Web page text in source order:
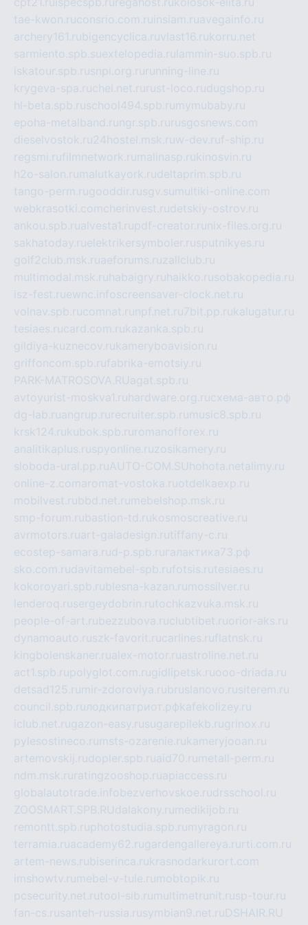
tae-kwon.ruconsrio.com.ru insiam.ruavegainfo.ru
archery161.rubigencyclica.ruvlast16.rukorru.net
sarmiento.spb.suextelopedia.ru lammin-suo.spb.ru
iskatour.spb.rusnpi.org.ru running-line.ru
krygeva-spa.ruchel.net.ru rust-loco.rudugshop.ru
hl-beta.spb.ruschool494.spb.ru mymubaby.ru
epoha-metalband.ru ngr.spb.ru rusgosnews.com
dieselvostok.ru24hostel.msk.ruw-dev.ruf-ship.ru
regsmi.rufilmnetwork.ru malinasp.rukinosvin.ru
h2o-salon.ru malutkayork.rudeltaprim.spb.ru
tango-perm.rugooddir.rusgv.su multiki-online.com
webkrasotki.comcherinvest.rudetskiy-ostrov.ru
ankou.spb.rualvesta1.rupdf-creator.ru nix-files.org.ru
sakhatoday.ruelektrikersymboler.rusputnikyes.ru
golf2club.msk.ruaeforums.ruzallclub.ru
multimodal.msk.ru habaigry.ru haikko.rusobakopedia.ru
isz-fest.ruewnc.infoscreensaver-clock.net.ru
volnav.spb.rucomnat.ru npf.net.ru7bit.pp.rukalugatur.ru
tesiaes.rucard.com.rukazanka.spb.ru
gildiya-kuznecov.rukameryboavision.ru
griffoncom.spb.rufabrika-emotsiy.ru
PARK-MATROSOVA.RUagat.spb.ru
avtoyurist-moskva1.ru hardware.org.ruсхема-авто.рф
dg-lab.ruangrup.ru recruiter.spb.ru music8.spb.ru
krsk124.rukubok.spb.ru romanofforex.ru
analitikaplus.ruspyonline.ruzosikamery.ru
sloboda-ural.pp.ruAUTO-COM.SU hohota.netalimy.ru
online-z.comaromat-vostoka.ruotdelkaexp.ru
mobilvest.rubbd.net.ru mebelshop.msk.ru
smp-forum.rubastion-td.rukosmoscreative.ru
avrmotors.ruart-galadesign.rutiffany-c.ru
ecostep-samara.rud-p.spb.ru галактика73.рф
sko.com.rudavitamebel-spb.rufotsis.rutesiaes.ru
kokoroyari.spb.rublesna-kazan.ru mossilver.ru
lenderoq.rusergeydobrin.rutochkazvuka.msk.ru
people-of-art.rubezzubova.ruclubtibet.ruorior-aks.ru
dynamoauto.ruszk-favorit.rucarlines.ruflatnsk.ru
kingbolenskaner.rualex-motor.ruastroline.net.ru
act1.spb.rupolyglot.com.rugidlipetsk.ruooo-driada.ru
detsad125.ru mir-zdoroviya.rubruslanovo.rusiterem.ru
council.spb.ruлодкипатриот.рфkafekolizey.ru
iclub.net.rugazon-easy.rusugarepilekb.rugrinox.ru
pylesostineco.ru msts-ozarenie.rukameryjooan.ru
artemovskij.rudopler.spb.ruaid70.ru metall-perm.ru
ndm.msk.ru ratingzooshop.ruapiaccess.ru
globalautotrade.info bezverhovskoe.rudrsschool.ru
ZOOSMART.SPB.RUdalakony.ru medikijob.ru
remontt.spb.ruphotostudia.spb.ru myragon.ru
terramia.ruacademy62.rugardengallereya.ru rti.com.ru
artem-news.rubiserinca.rukrasnodarkurort.com
imshowtv.ru mebel-v-tule.ru mobtopik.ru
pcsecurity.net.rutool-sib.ru multimetrunit.rusp-tour.ru
fan-cs.rusanteh-russia.rusymbian9.net.ruDSHAIR.RU